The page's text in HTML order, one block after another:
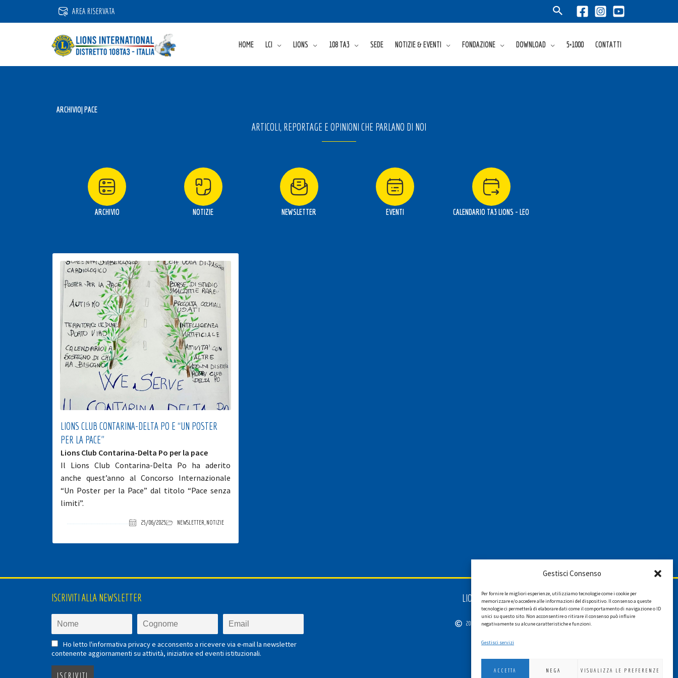
Gestisci Consenso
Per fornire le migliori esperienze, utilizziamo tecnologie come i cookie per
memorizzare e/o accedere alle informazioni del dispositivo. Il consenso a queste
tecnologie ci permetterà di elaborare dati come il comportamento di navigazione o ID
unici su questo sito. Non acconsentire o ritirare il consenso può influire
negativamente su alcune caratteristiche e funzioni.
Gestisci servizi
ACCETTA NEGA VISUALIZZA LE PREFERENZE
AREA RISERVATA
HOME LCI LIONS 108 TA3 SEDE NOTIZIE & EVENTI FONDAZIONE DOWNLOAD 5×1000 CONTATTI
ARCHIVIO| PACE
ARTICOLI, REPORTAGE E OPINIONI CHE PARLANO DI NOI
ARCHIVIO NOTIZIE NEWSLETTER EVENTI CALENDARIO TA3 LIONS - LEO
LIONS CLUB CONTARINA-DELTA PO E “UN POSTER
PER LA PACE”
Lions Club Contarina-Delta Po per la pace
Il Lions Club Contarina-Delta Po ha aderito
anche quest’anno al Concorso Internazionale
“Un Poster per la Pace” dal titolo “Pace senza
limiti”.
25/06/2025 NEWSLETTER, NOTIZIE
ISCRIVITI ALLA NEWSLETTER
Ho letto l'informativa privacy e acconsento a ricevere via e-mail la newsletter
contenente aggiornamenti su attività, iniziative ed eventi istituzionali.
LIONS INTERNATIONAL DISTRETTO 108 TA 3
C.F. 94038690270
2026 SGI LAB SRL